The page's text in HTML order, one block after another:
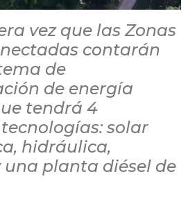
vez que las Zonas
contarán
de
de energía
tendrá 4
solar
hidráulica,
una planta diésel de